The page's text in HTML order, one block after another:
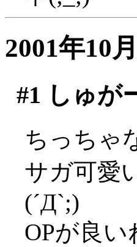
2001年10
#1 しゅが
ちっちゃ
サガ可愛
(´Д`;)
OPが良い